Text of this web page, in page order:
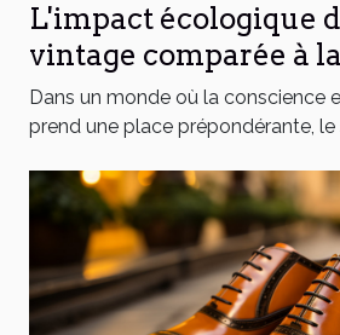
L'impact écologique
vintage comparée à
fashion
Dans un monde où la conscience
prend une place prépondérante, le